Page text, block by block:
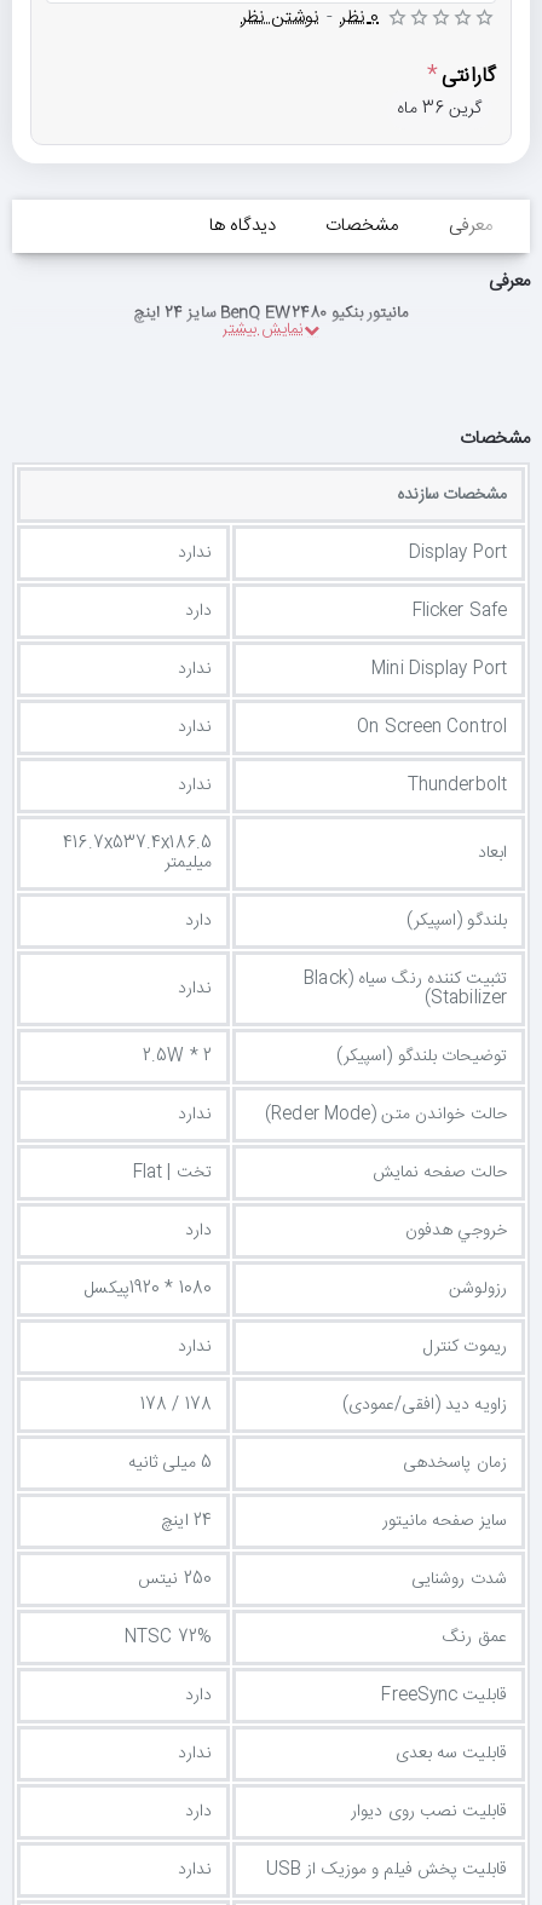
0 نظر - نوشتن نظر
گارانتی
گرین 36 ماه
معرفی مشخصات
دیدگاه ها
معرفی
مانیتور بنکیو BenQ EW2480 سایز 24 اینچ
مشخصات
مشخصات سازنده
Display Port
ندارد
Flicker Safe
دارد
Mini Display Port
ندارد
On Screen Control
ندارد
Thunderbolt
ندارد
ابعاد 416.7x537.4x186.5
میلیمتر
بلندگو (اسپیکر)
دارد
تثبیت کننده رنگ سیاه (Black
Stabilizer) ندارد
توضيحات بلندگو (اسپیکر)
2.5W * 2
حالت خواندن متن (Reder Mode)
ندارد
حالت صفحه نمایش
تخت | Flat
خروجي هدفون
دارد
رزولوشن
1080 * 1920پیکسل
ریموت کنترل
ندارد
زاویه دید (افقی/عمودی)
178 / 178
زمان پاسخدهی
5 میلی ثانیه
سایز صفحه مانیتور
24 اینچ
شدت روشنایی
250 نیتس
عمق رنگ
NTSC 72%
قابلیت FreeSync
دارد
قابلیت سه بعدی
ندارد
قابلیت نصب روی دیوار
دارد
قابلیت پخش فیلم و موزیک از USB
ندارد